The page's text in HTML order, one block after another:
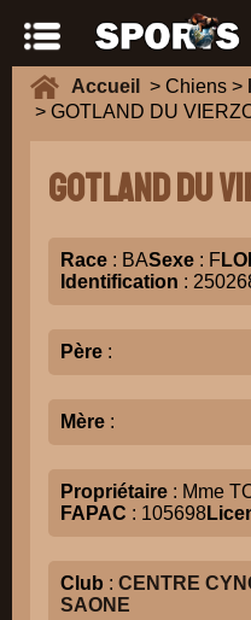
Accueil > Chiens >
> GOTLAND DU
GOTLAND DU
Race : BASexe : F
Identification :
Père :
Mère :
Propriétaire : Mme
FAPAC : 105698
Club : CENTRE
SAONE